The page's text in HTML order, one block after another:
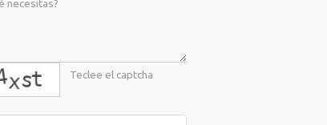
captcha